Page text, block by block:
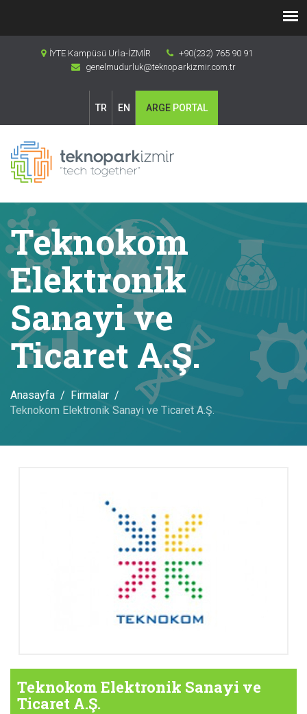
İYTE Kampüsü Urla-İZMİR
+90(232) 765 90 91
genelmudurluk@teknoparkizmir.com.tr
TR EN ARGE PORTAL
Teknokom
Elektronik
Sanayi ve
Ticaret A.Ş.
Anasayfa
Firmalar
Teknokom Elektronik Sanayi ve Ticaret A.Ş.
Teknokom Elektronik Sanayi ve
Ticaret A.Ş.